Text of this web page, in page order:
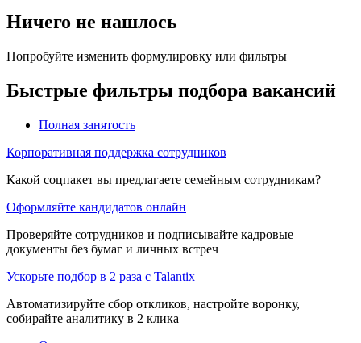
Ничего не нашлось
Попробуйте изменить формулировку или фильтры
Быстрые фильтры подбора вакансий
Полная занятость
Корпоративная поддержка сотрудников
Какой соцпакет вы предлагаете семейным сотрудникам?
Оформляйте кандидатов онлайн
Проверяйте сотрудников и подписывайте кадровые
документы без бумаг и личных встреч
Ускорьте подбор в 2 раза с Talantix
Автоматизируйте сбор откликов, настройте воронку,
собирайте аналитику в 2 клика